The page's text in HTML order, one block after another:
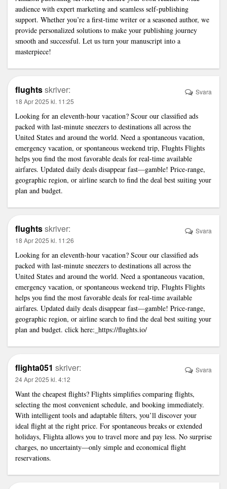
audience with expert marketing and seamless self-publishing
support. Whether you’re a first-time writer or a seasoned author, we
provide personalized solutions to make your publishing journey
smooth and successful. Let us turn your manuscript into a
masterpiece!
flughtsskriver:
18 Apr 2025 kl. 11:25
Looking for an eleventh-hour vacation? Scour our classified ads
packed with last-minute sneezers to destinations all across the
United States and around the world. Need a spontaneous vacation,
emergency vacation, or spontaneous weekend trip, Flughts Flights
helps you find the most favorable deals for real-time available
airfares. Updated daily deals disappear fast—gamble! Price-range,
geographic region, or airline search to find the deal best suiting your
plan and budget.
Svara
flughtsskriver:
18 Apr 2025 kl. 11:26
Looking for an eleventh-hour vacation? Scour our classified ads
packed with last-minute sneezers to destinations all across the
United States and around the world. Need a spontaneous vacation,
emergency vacation, or spontaneous weekend trip, Flughts Flights
helps you find the most favorable deals for real-time available
airfares. Updated daily deals disappear fast—gamble! Price-range,
geographic region, or airline search to find the deal best suiting your
plan and budget. click here:_https://flughts.io/
Svara
flighta051 skriver:
24 Apr 2025 kl. 4:12
Want the cheapest flights? Flights simplifies comparing flights,
selecting the most convenient schedule, and booking immediately.
With intelligent tools and adaptable filters, you’ll discover your
ideal flight at the right price. For spontaneous breaks or extended
holidays, Flighta allows you to travel more and pay less. No surprise
charges, no uncertainty—only simple and economical flight
reservations.
Svara